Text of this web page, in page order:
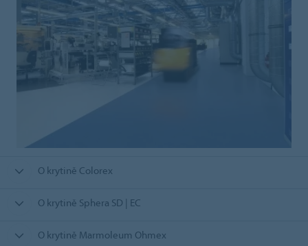
O krytině Colorex
O krytině Sphera SD | EC
O krytině Marmoleum Ohmex